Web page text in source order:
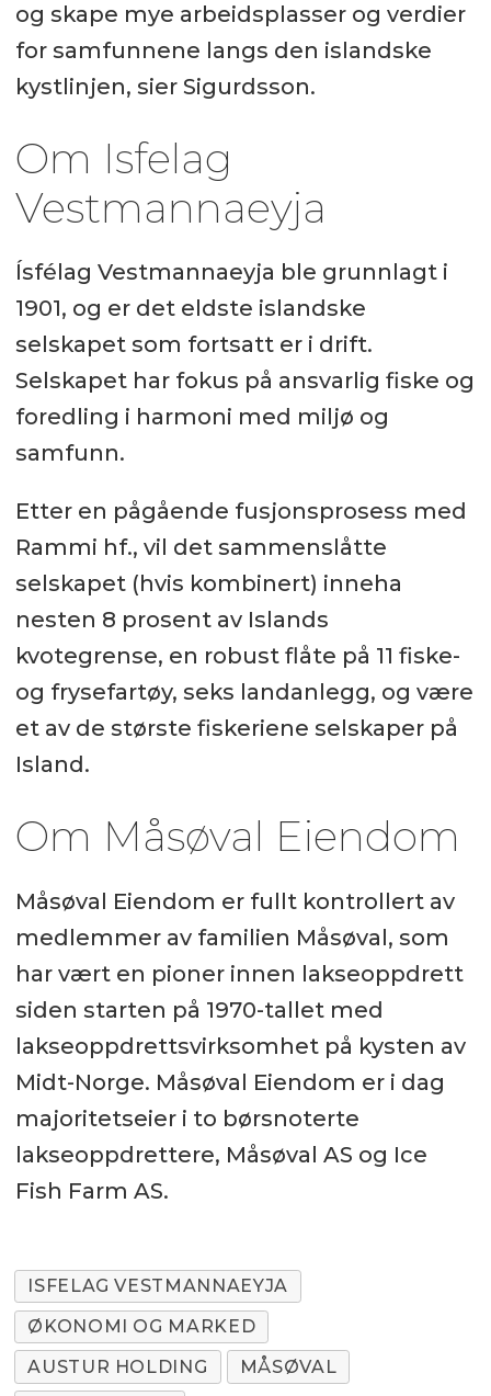
og skape mye arbeidsplasser og verdier
for samfunnene langs den islandske
kystlinjen, sier Sigurdsson.
Om Isfelag
Vestmannaeyja
Ísfélag Vestmannaeyja ble grunnlagt i
1901, og er det eldste islandske
selskapet som fortsatt er i drift.
Selskapet har fokus på ansvarlig fiske og
foredling i harmoni med miljø og
samfunn.
Etter en pågående fusjonsprosess med
Rammi hf., vil det sammenslåtte
selskapet (hvis kombinert) inneha
nesten 8 prosent av Islands
kvotegrense, en robust flåte på 11 fiske-
og frysefartøy, seks landanlegg, og være
et av de største fiskeriene selskaper på
Island.
Om Måsøval Eiendom
Måsøval Eiendom er fullt kontrollert av
medlemmer av familien Måsøval, som
har vært en pioner innen lakseoppdrett
siden starten på 1970-tallet med
lakseoppdrettsvirksomhet på kysten av
Midt-Norge. Måsøval Eiendom er i dag
majoritetseier i to børsnoterte
lakseoppdrettere, Måsøval AS og Ice
Fish Farm AS.
ISFELAG VESTMANNAEYJA
ØKONOMI OG MARKED
AUSTUR HOLDING
MÅSØVAL